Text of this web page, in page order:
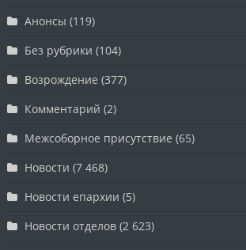
Анонсы (119)
Без рубрики (104)
Возрождение (377)
Комментарий (2)
Межсоборное присутствие (65)
Новости (7 468)
Новости епархии (5)
Новости отделов (2 623)